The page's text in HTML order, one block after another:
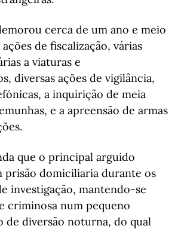
cerca de um ano e meio
de fiscalização, várias
a viaturas e
diversas ações de vigilância,
a inquirição de meia
e a apreensão de armas
que o principal arguido
prisão domiciliaria durante os
investigação, mantendo-se
criminosa num pequeno
de diversão noturna, do qual